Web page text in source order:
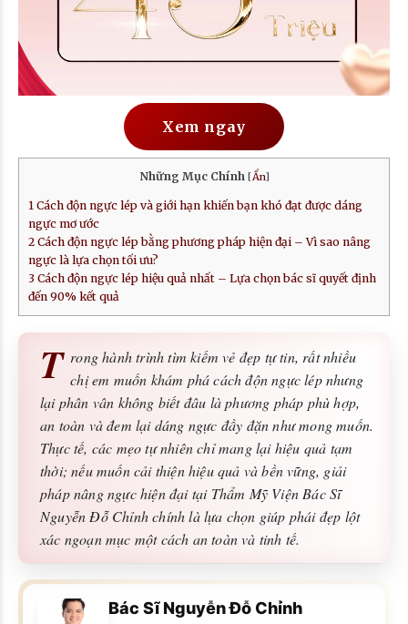
Xem ngay
Những Mục Chính [Ẩn]
1 Cách độn ngực lép và giới hạn khiến bạn khó đạt được dáng
ngực mơ ước
2 Cách độn ngực lép bằng phương pháp hiện đại – Vì sao nâng
ngực là lựa chọn tối ưu?
3 Cách độn ngực lép hiệu quả nhất – Lựa chọn bác sĩ quyết định
đến 90% kết quả
T rong hành trình tìm kiếm vẻ đẹp tự tin, rất nhiều
chị em muốn khám phá cách độn ngực lép nhưng
lại phân vân không biết đâu là phương pháp phù hợp,
an toàn và đem lại dáng ngực đầy đặn như mong muốn.
Thực tế, các mẹo tự nhiên chỉ mang lại hiệu quả tạm
thời; nếu muốn cải thiện hiệu quả và bền vững, giải
pháp nâng ngực hiện đại tại Thẩm Mỹ Viện Bác Sĩ
Nguyễn Đỗ Chỉnh chính là lựa chọn giúp phái đẹp lột
xác ngoạn mục một cách an toàn và tinh tế.
Bác Sĩ Nguyễn Đỗ Chỉnh